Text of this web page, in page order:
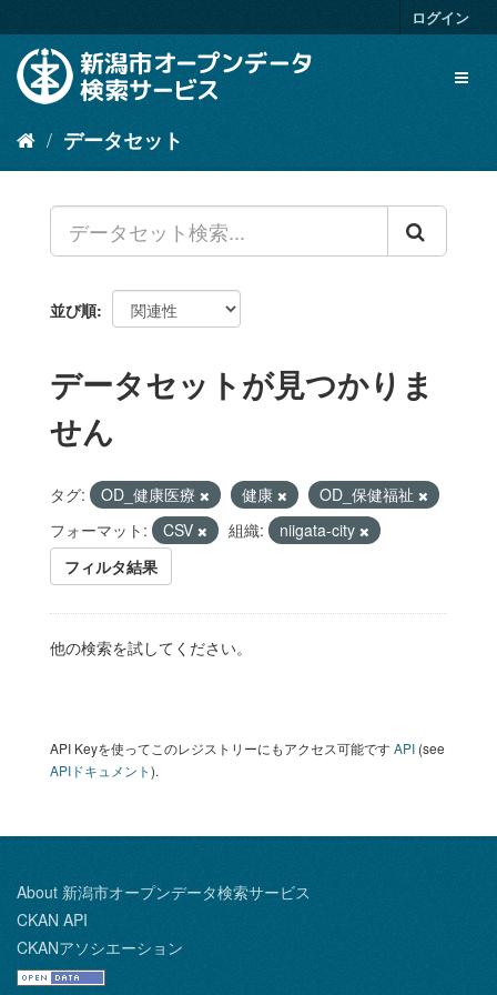
キ
容
ログイン
データセット
並び順
データセットが見つかりま
せん
タグ: OD_健康医療 健康
OD_保健福祉
フォーマット:
CSV 組織:
niigata-city
フィルタ結果
他の検索を試してください。
API Keyを使ってこのレジストリーにもアクセス可能ですAPI (see
APIドキュメント).
About 新潟市オープンデータ検索サービス
CKAN API
CKANアソシエーション